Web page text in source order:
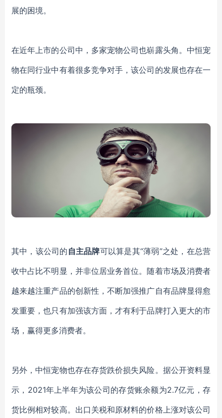
展的困境。
在近年上市的公司中，多家宠物公司也崭露头角。中恒宠
物在同行业中有着很多竞争对手，该公司的发展也存在一
定的瓶颈。
其中，该公司的 自主品牌可以算是其“薄弱”之处，在总营
收中占比不明显，并非位居业务首位。随着市场及消费者
越来越注重产品的创新性，不断加强推广自有品牌显得愈
发重要，也只有加强该方面，才有利于品牌打入更大的市
场，赢得更多消费者。
另外，中恒宠物也存在存货跌价损失风险。据公开资料显
示， 2021年上半年为该公司的存货账余额为2.7亿元，存
货比例相对较高。出口关税和原材料的价格上涨对该公司